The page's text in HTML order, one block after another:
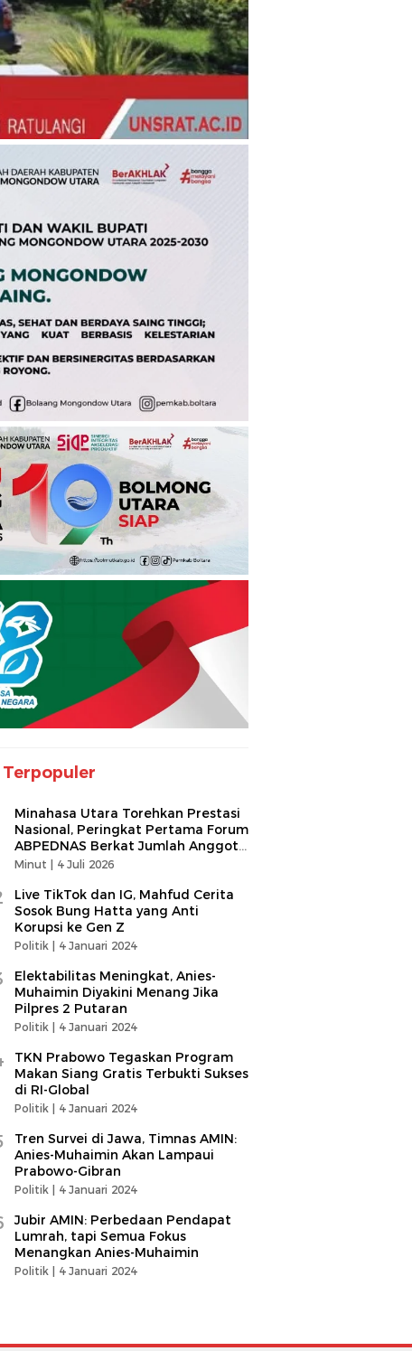
Terpopuler
Minahasa Utara Torehkan Prestasi
Nasional, Peringkat Pertama Forum
ABPEDNAS Berkat Jumlah Anggota
Terbanyak
Minut | 4 Juli 2026
Live TikTok dan IG, Mahfud Cerita
Sosok Bung Hatta yang Anti
Korupsi ke Gen Z
Politik | 4 Januari 2024
Elektabilitas Meningkat, Anies-
Muhaimin Diyakini Menang Jika
Pilpres 2 Putaran
Politik | 4 Januari 2024
TKN Prabowo Tegaskan Program
Makan Siang Gratis Terbukti Sukses
di RI-Global
Politik | 4 Januari 2024
Tren Survei di Jawa, Timnas AMIN:
Anies-Muhaimin Akan Lampaui
Prabowo-Gibran
Politik | 4 Januari 2024
Jubir AMIN: Perbedaan Pendapat
Lumrah, tapi Semua Fokus
Menangkan Anies-Muhaimin
Politik | 4 Januari 2024